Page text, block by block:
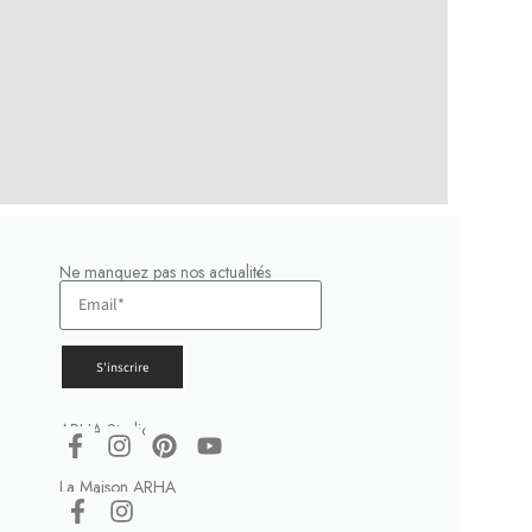
Ne manquez pas nos actualités
S'inscrire
ARHA Studio
La Maison ARHA